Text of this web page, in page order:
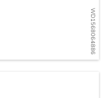
WD1568064886